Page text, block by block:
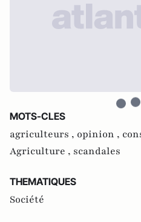
MOTS-CLES
agriculteurs , opinion ,
Agriculture , scandales
THEMATIQUES
Société